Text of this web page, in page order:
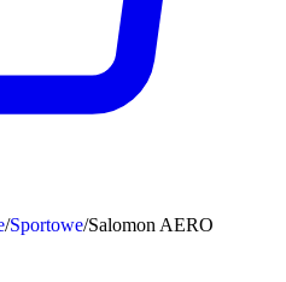
/Sportowe/Salomon AERO